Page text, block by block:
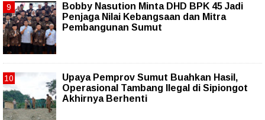
Bobby Nasution Minta DHD BPK 45 Jadi
Penjaga Nilai Kebangsaan dan Mitra
Pembangunan Sumut
Upaya Pemprov Sumut Buahkan Hasil,
Operasional Tambang Ilegal di Sipiongot
Akhirnya Berhenti